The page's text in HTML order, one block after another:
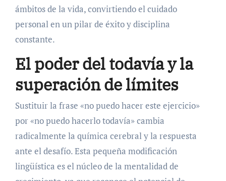
ámbitos de la vida, convirtiendo el cuidado
personal en un pilar de éxito y disciplina
constante.
El poder del todavía y la
superación de límites
Sustituir la frase «no puedo hacer este ejercicio»
por «no puedo hacerlo todavía» cambia
radicalmente la química cerebral y la respuesta
ante el desafío. Esta pequeña modificación
lingüística es el núcleo de la mentalidad de